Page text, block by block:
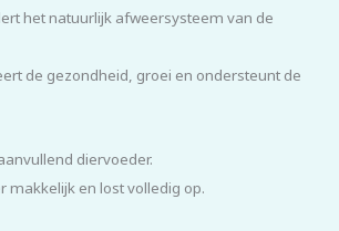
het natuurlijk afweersysteem van de
de gezondheid, groei en ondersteunt de
diervoeder.
makkelijk en lost volledig op.